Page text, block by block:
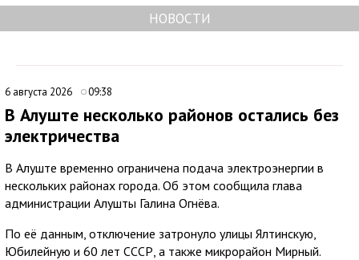
НОВОСТИ
6 августа 2026 09:38
В Алуште несколько районов остались без
электричества
В Алуште временно ограничена подача электроэнергии в
нескольких районах города. Об этом сообщила глава
администрации Алушты Галина Огнёва.
По её данным, отключение затронуло улицы Ялтинскую,
Юбилейную и 60 лет СССР, а также микрорайон Мирный.